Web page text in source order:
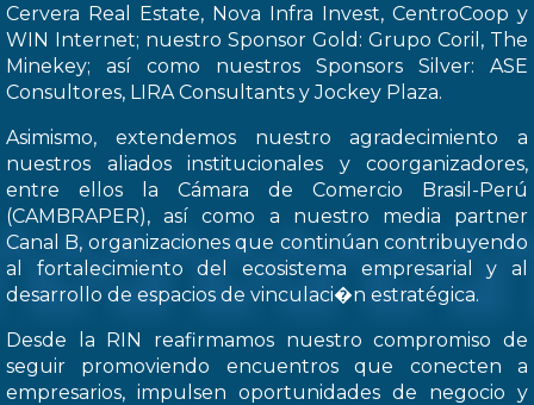
Cervera Real Estate, Nova Infra Invest, CentroCoop y
WIN Internet; nuestro Sponsor Gold: Grupo Coril, The
Minekey; así como nuestros Sponsors Silver: ASE
Consultores, LIRA Consultants y Jockey Plaza.
Asimismo, extendemos nuestro agradecimiento a
nuestros aliados institucionales y coorganizadores,
entre ellos la Cámara de Comercio Brasil-Perú
(CAMBRAPER), así como a nuestro media partner
Canal B, organizaciones que continúan contribuyendo
al fortalecimiento del ecosistema empresarial y al
desarrollo de espacios de vinculaci�n estratégica.
Desde la RIN reafirmamos nuestro compromiso de
seguir promoviendo encuentros que conecten a
empresarios, impulsen oportunidades de negocio y